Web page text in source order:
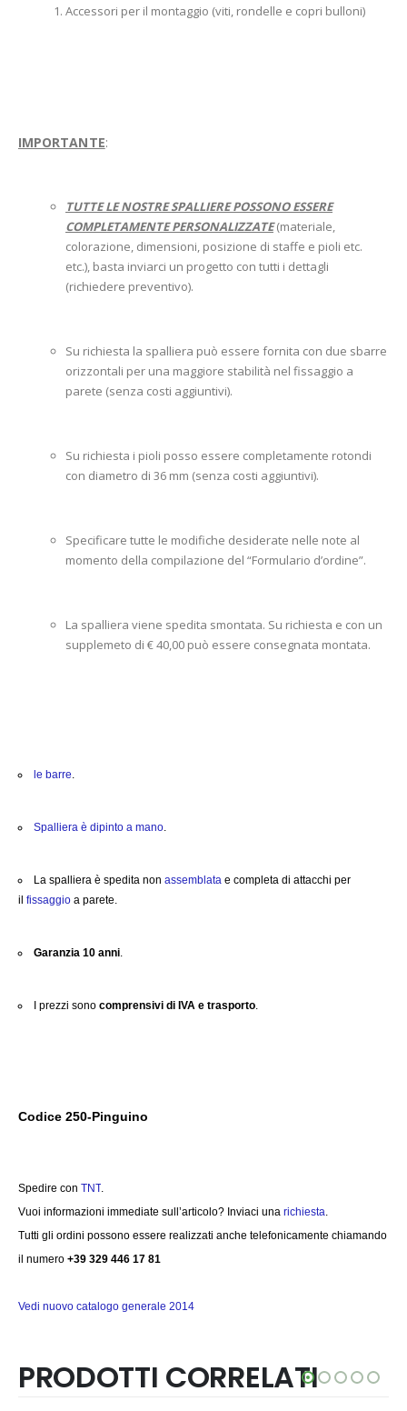
Accessori per il montaggio (viti, rondelle e copri bulloni)
IMPORTANTE:
TUTTE LE NOSTRE SPALLIERE POSSONO ESSERE
COMPLETAMENTE PERSONALIZZATE(materiale,
colorazione, dimensioni, posizione di staffe e pioli etc.
etc.), basta inviarci un progetto con tutti i dettagli
(richiedere preventivo).
Su richiesta la spalliera può essere fornita con due sbarre
orizzontali per una maggiore stabilità nel fissaggio a
parete (senza costi aggiuntivi).
Su richiesta i pioli posso essere completamente rotondi
con diametro di 36 mm (senza costi aggiuntivi).
Specificare tutte le modifiche desiderate nelle note al
momento della compilazione del “Formulario d’ordine”.
La spalliera viene spedita smontata. Su richiesta e con un
supplemeto di € 40,00 può essere consegnata montata.
le barre.
Spalliera è dipinto a mano.
La spalliera è spedita non assemblata e completa di attacchi per
il fissaggio a parete.
Garanzia 10 anni.
I prezzi sono comprensivi di IVA e trasporto.
Codice 250-Pinguino
Spedire con TNT.
Vuoi informazioni immediate sull’articolo? Inviaci una richiesta.
Tutti gli ordini possono essere realizzati anche telefonicamente chiamando
il numero +39 329 446 17 81
Vedi nuovo catalogo generale 2014
PRODOTTI CORRELATI